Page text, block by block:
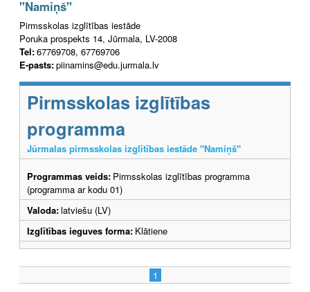
"Namiņš"
Pirmsskolas izglītības iestāde
Poruka prospekts 14, Jūrmala, LV-2008
Tel:67769708, 67769706
E-pasts:piinamins@edu.jurmala.lv
Pirmsskolas izglītības
programma
Jūrmalas pirmsskolas izglītības iestāde "Namiņš"
Programmas veids: Pirmsskolas izglītības programma
(programma ar kodu 01)
Valoda:latviešu (LV)
Izglītības ieguves forma: Klātiene
1